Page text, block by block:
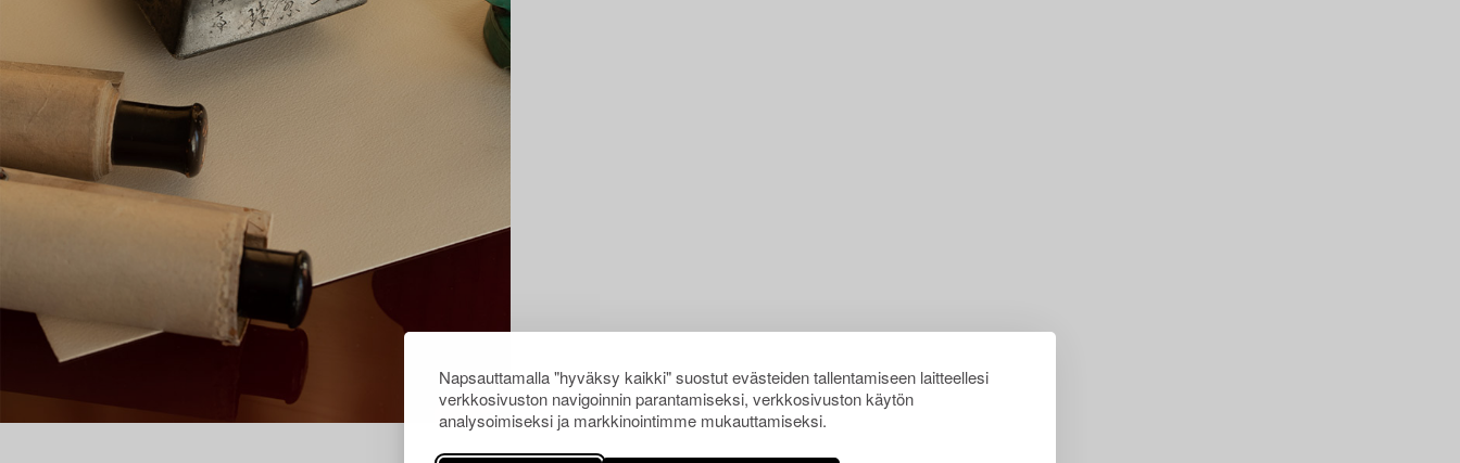
Napsauttamalla "hyväksy kaikki" suostut evästeiden tallentamiseen laitteellesi
verkkosivuston navigoinnin parantamiseksi, verkkosivuston käytön
analysoimiseksi ja markkinointimme mukauttamiseksi.